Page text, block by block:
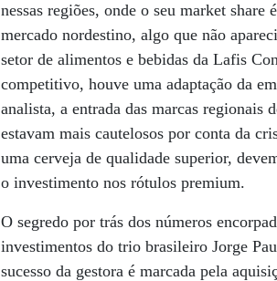
nessas regiões, onde o seu market
mercado nordestino, algo que não
setor de alimentos e bebidas da Lafis
competitivo, houve uma adaptação da
analista, a entrada das marcas regionais
estavam mais cautelosos por conta da
uma cerveja de qualidade superior,
o investimento nos rótulos premium.
O segredo por trás dos números
investimentos do trio brasileiro Jorge
sucesso da gestora é marcada pela